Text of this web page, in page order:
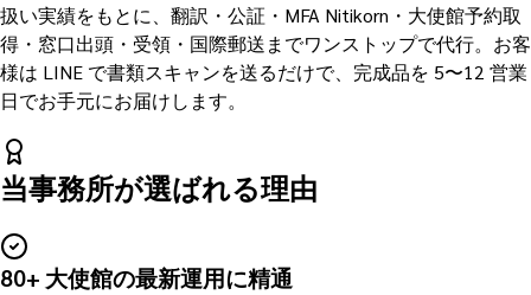
扱い実績をもとに、翻訳・公証・MFA Nitikorn・大使館予約取
得・窓口出頭・受領・国際郵送までワンストップで代行。お客
様は LINE で書類スキャンを送るだけで、完成品を 5〜12 営業
日でお手元にお届けします。
当事務所が選ばれる理由
80+ 大使館の最新運用に精通